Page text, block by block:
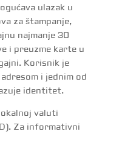
ulazak u
za štampanje,
najmanje 30
i preuzme karte u
Korisnik je
i jednim od
identitet.
valuti
Za informativni